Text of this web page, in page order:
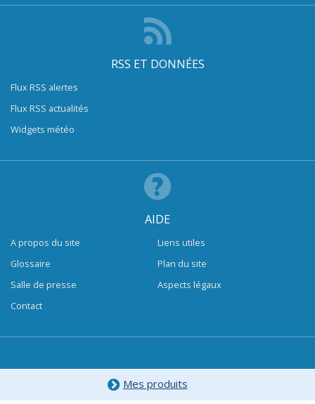
RSS ET DONNÉES
Flux RSS alertes
Flux RSS actualités
Widgets météo
AIDE
A propos du site
Glossaire
Salle de presse
Contact
Liens utiles
Plan du site
Aspects légaux
Mes produits